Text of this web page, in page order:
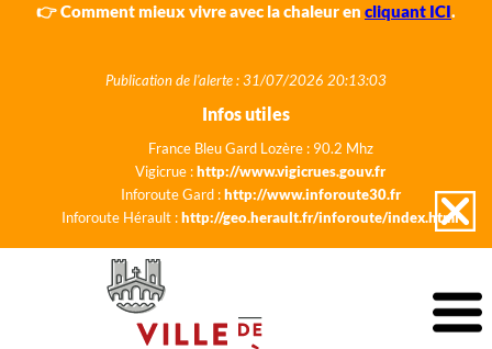
👉 Comment mieux vivre avec la chaleur en cliquant ICI.
Publication de l'alerte : 31/07/2026 20:13:03
Infos utiles
France Bleu Gard Lozère : 90.2 Mhz
Vigicrue :http://www.vigicrues.gouv.fr
Inforoute Gard :http://www.inforoute30.fr
Inforoute Hérault :http://geo.herault.fr/inforoute/index.html